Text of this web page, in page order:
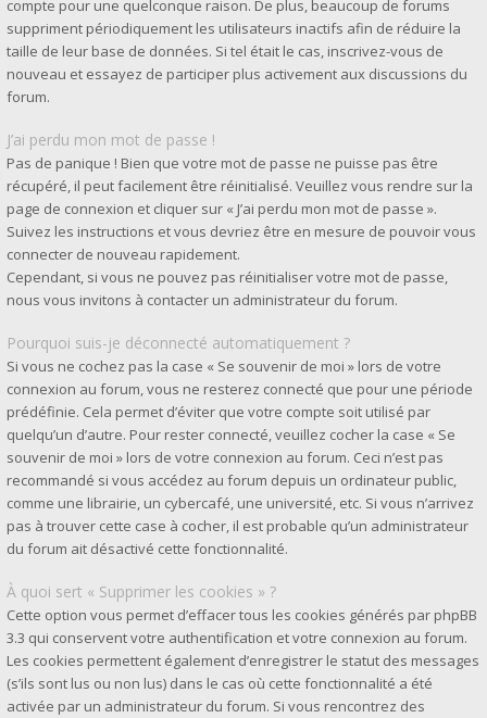
compte pour une quelconque raison. De plus, beaucoup de forums
suppriment périodiquement les utilisateurs inactifs afin de réduire la
taille de leur base de données. Si tel était le cas, inscrivez-vous de
nouveau et essayez de participer plus activement aux discussions du
forum.
J’ai perdu mon mot de passe !
Pas de panique ! Bien que votre mot de passe ne puisse pas être
récupéré, il peut facilement être réinitialisé. Veuillez vous rendre sur la
page de connexion et cliquer sur « J’ai perdu mon mot de passe ».
Suivez les instructions et vous devriez être en mesure de pouvoir vous
connecter de nouveau rapidement.
Cependant, si vous ne pouvez pas réinitialiser votre mot de passe,
nous vous invitons à contacter un administrateur du forum.
Pourquoi suis-je déconnecté automatiquement ?
Si vous ne cochez pas la case « Se souvenir de moi » lors de votre
connexion au forum, vous ne resterez connecté que pour une période
prédéfinie. Cela permet d’éviter que votre compte soit utilisé par
quelqu’un d’autre. Pour rester connecté, veuillez cocher la case « Se
souvenir de moi » lors de votre connexion au forum. Ceci n’est pas
recommandé si vous accédez au forum depuis un ordinateur public,
comme une librairie, un cybercafé, une université, etc. Si vous n’arrivez
pas à trouver cette case à cocher, il est probable qu’un administrateur
du forum ait désactivé cette fonctionnalité.
À quoi sert « Supprimer les cookies » ?
Cette option vous permet d’effacer tous les cookies générés par phpBB
3.3 qui conservent votre authentification et votre connexion au forum.
Les cookies permettent également d’enregistrer le statut des messages
(s’ils sont lus ou non lus) dans le cas où cette fonctionnalité a été
activée par un administrateur du forum. Si vous rencontrez des